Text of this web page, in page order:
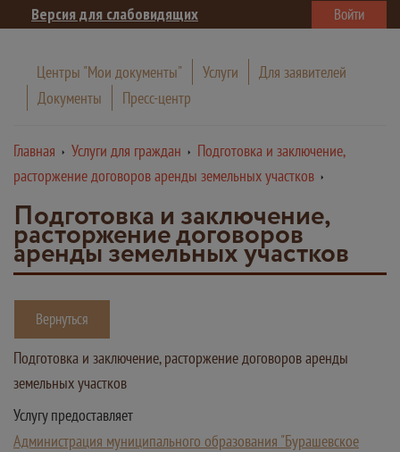
Версия для слабовидящих Войти
Центры "Мои документы" Услуги
Для заявителей
Документы
Пресс-центр
Главная Услуги для граждан
Подготовка и заключение,
расторжение договоров аренды земельных участков
Подготовка и заключение,
расторжение договоров
аренды земельных участков
Вернуться
Подготовка и заключение, расторжение договоров аренды
земельных участков
Услугу предоставляет
Администрация муниципального образования "Бурашевское